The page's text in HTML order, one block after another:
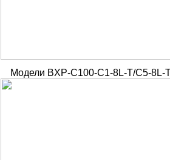
Модели BXP-C100-C1-8L-T/C5-8L-